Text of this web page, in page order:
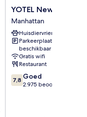
YOTEL
New
York
Times
Square
Manhattan
YOTEL New York
Manhattan
Huisdiervriendelijk
Parkeerplaatsen
beschikbaar
Gratis wifi
Restaurant
7.8
van
7,8 Goed
2.975 beoordelingen